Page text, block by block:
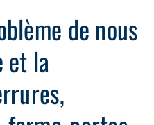
de nous
et la